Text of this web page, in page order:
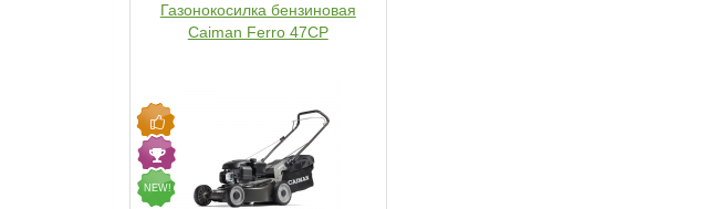
Газонокосилка бензиновая
Caiman Ferro 47CP
NEW!